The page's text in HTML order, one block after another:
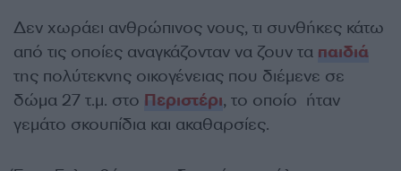
Δεν χωράει ανθρώπινος νους, τι συνθήκες κάτω
από τις οποίες αναγκάζονταν να ζουν τα παιδιά
της πολύτεκνης οικογένειας που διέμενε σε
δώμα 27 τ.μ. στο Περιστέρι, το οποίο ήταν
γεμάτο σκουπίδια και ακαθαρσίες.